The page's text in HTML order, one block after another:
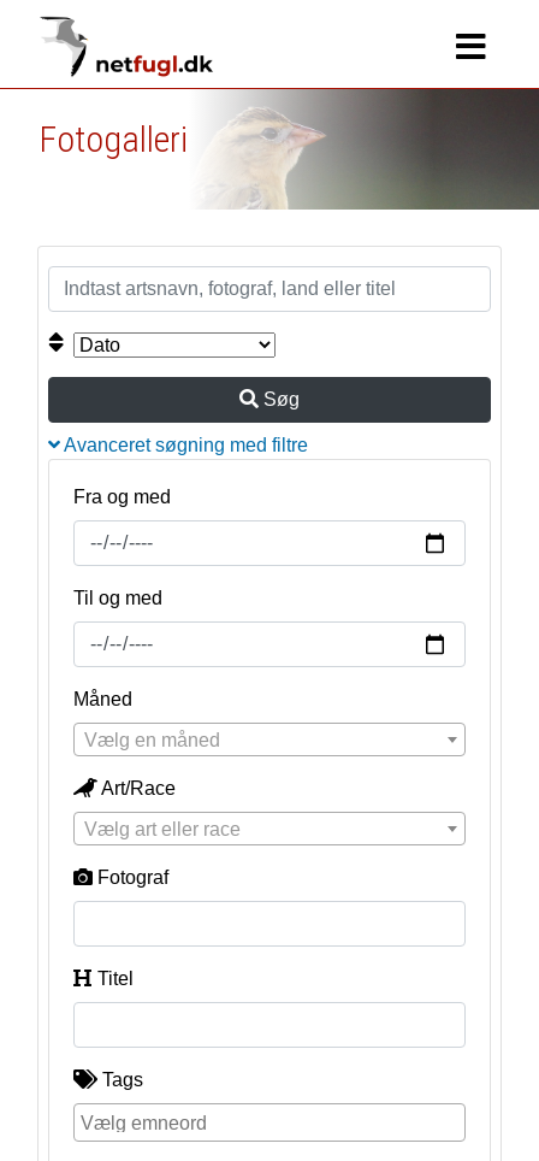
Fotogalleri
Søg
Avanceret søgning med filtre
Fra og med
Til og med
Måned
Vælg en måned
Art/Race
Vælg art eller race
Fotograf
Titel
Tags